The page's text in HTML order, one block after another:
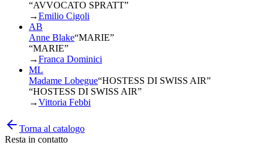
“AVVOCATO SPRATT”
→Emilio Cigoli
AB
Anne Blake“MARIE”
“MARIE”
→Franca Dominici
ML
Madame Lobegue“HOSTESS DI SWISS AIR”
“HOSTESS DI SWISS AIR”
→Vittoria Febbi
Torna al catalogo
Resta in contatto